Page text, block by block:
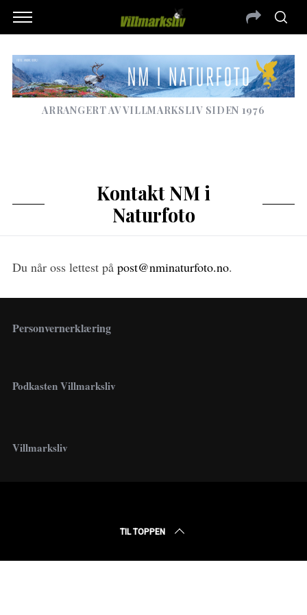
ARRANGERT AV VILLMARKSLIV SIDEN 1976
Kontakt NM i
Naturfoto
Du når oss lettest på post@nminaturfoto.no.
Personvernerklæring
Podkasten Villmarksliv
Villmarksliv
TIL TOPPEN
S
r
f
: